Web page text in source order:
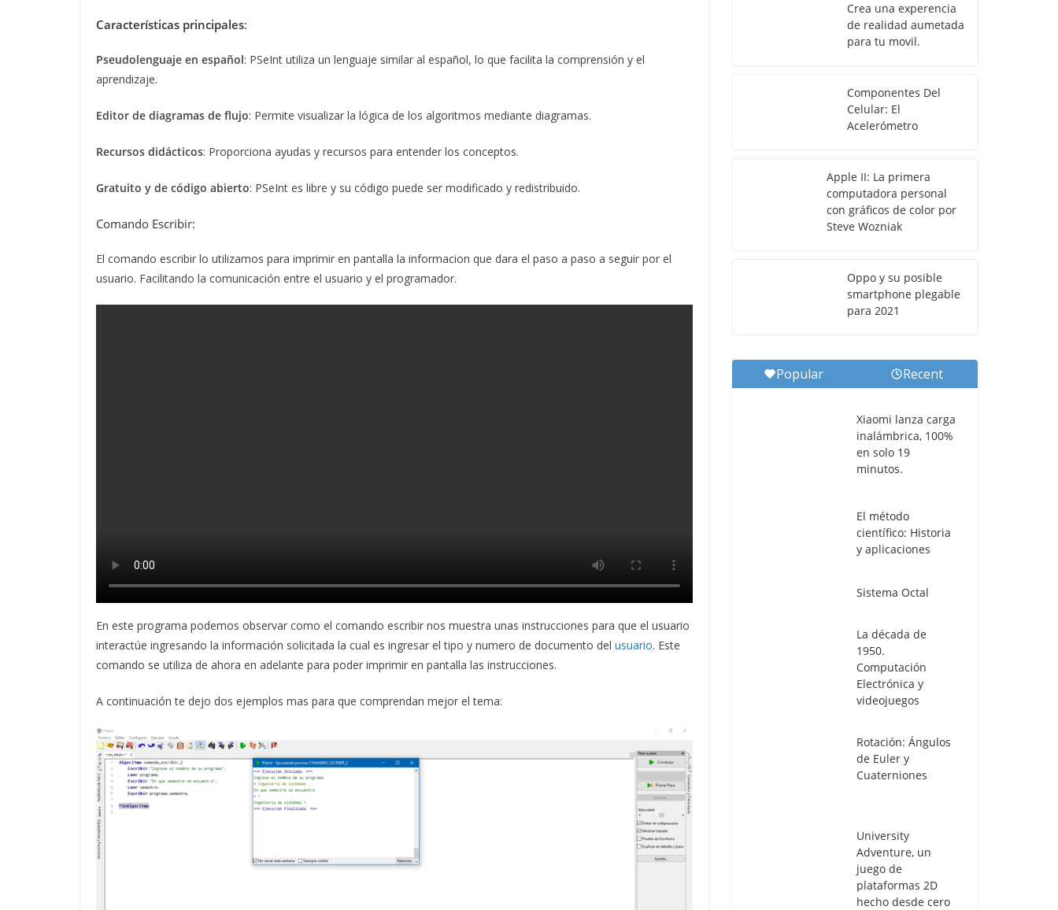
Características principales:
Pseudolenguaje en español: PSeInt utiliza un lenguaje similar al español, lo que facilita la comprensión y el
aprendizaje.
Editor de diagramas de flujo: Permite visualizar la lógica de los algoritmos mediante diagramas.
Recursos didácticos: Proporciona ayudas y recursos para entender los conceptos.
Gratuito y de código abierto: PSeInt es libre y su código puede ser modificado y redistribuido.
Comando Escribir:
El comando escribir lo utilizamos para imprimir en pantalla la informacion que dara el paso a paso a seguir por el
usuario. Facilitando la comunicación entre el usuario y el programador.
En este programa podemos observar como el comando escribir nos muestra unas instrucciones para que el usuario
interactúe ingresando la información solicitada la cual es ingresar el tipo y numero de documento del usuario. Este
comando se utiliza de ahora en adelante para poder imprimir en pantalla las instrucciones.
A continuación te dejo dos ejemplos mas para que comprendan mejor el tema:
Crea una experencia
de realidad aumetada
para tu movil.
Componentes Del
Celular: El
Acelerómetro
Apple II: La primera
computadora personal
con gráficos de color por
Steve Wozniak
Oppo y su posible
smartphone plegable
para 2021
Popular Recent
Xiaomi lanza carga
inalámbrica, 100%
en solo 19
minutos.
El método
científico: Historia
y aplicaciones
Sistema Octal
La década de
1950.
Computación
Electrónica y
videojuegos
Rotación: Ángulos
de Euler y
Cuaterniones
University
Adventure, un
juego de
plataformas 2D
hecho desde cero